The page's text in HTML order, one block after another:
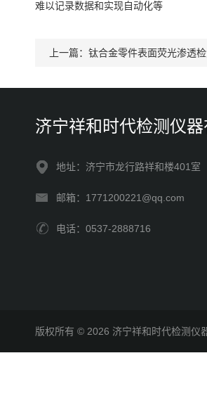
难以记录数据和实现自动化等
上一篇： 钛合金零件表面荧光渗透
济宁祥和时代检测仪器
地址：济宁市龙行路祥和楼401室
邮箱：1771200221@qq.com
电话：0537-2888716
版权所有 © 2026 济宁祥和时代检测